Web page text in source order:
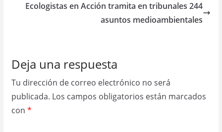
Ecologistas en Acción tramita en tribunales 244
asuntos medioambientales
Deja una respuesta
Tu dirección de correo electrónico no será
publicada. Los campos obligatorios están marcados
con *